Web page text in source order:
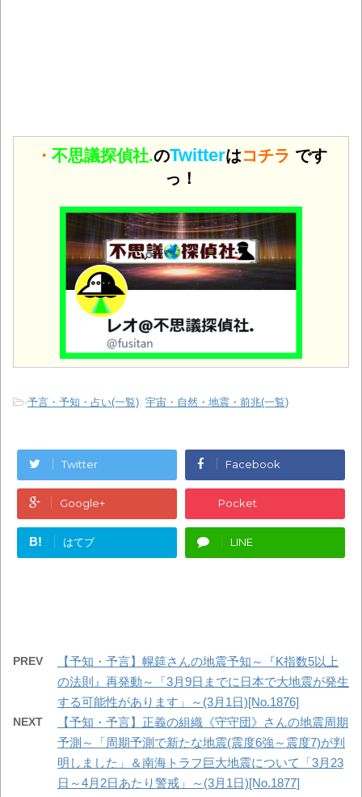
・ 不思議探偵社.のTwitterはコチラ です
っ！
-予言・予知・占い(一覧) 宇宙・自然・地震・前兆(一覧)
Twitter Facebook
Google+ Pocket
B! はてブ LINE
PREV
【予知・予言】幌筵さんの地震予知～『K指数5以上
の法則』再発動～「3月9日までに日本で大地震が発生
する可能性があります」～(3月1日)[No.1876]
NEXT
【予知・予言】正義の組織《守守団》さんの地震周期
予測～「周期予測で新たな地震(震度6強～震度7)が判
明しました」＆南海トラフ巨大地震について「3月23
日～4月2日あたり警戒」～(3月1日)[No.1877]